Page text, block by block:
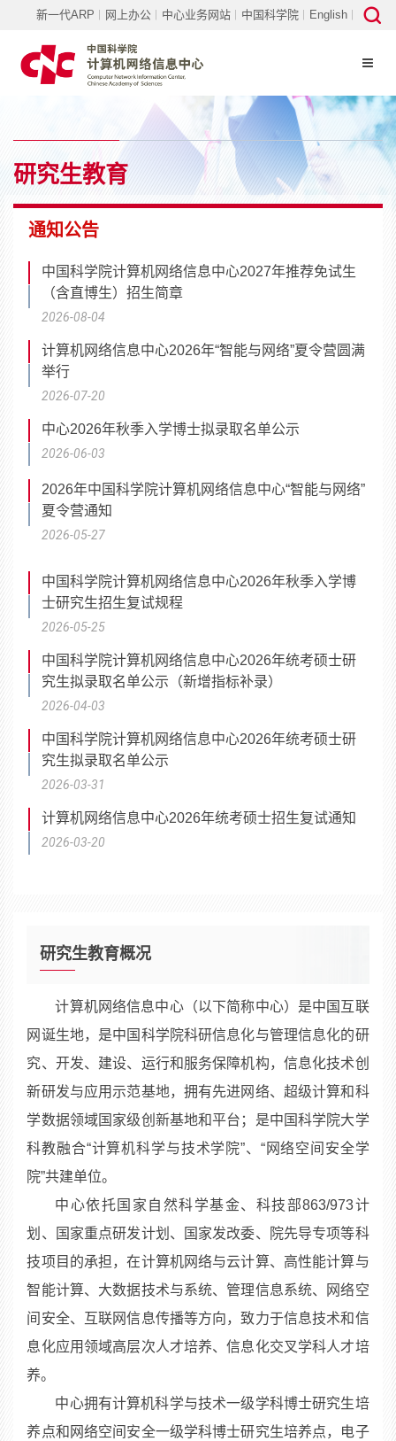
新一代ARP 网上办公 中心业务网站 中国科学院 English
研究生教育
通知公告
中国科学院计算机网络信息中心2027年推荐免试生
（含直博生）招生简章
2026-08-04
计算机网络信息中心2026年“智能与网络”夏令营圆满
举行
2026-07-20
中心2026年秋季入学博士拟录取名单公示
2026-06-03
2026年中国科学院计算机网络信息中心“智能与网络”
夏令营通知
2026-05-27
中国科学院计算机网络信息中心2026年秋季入学博
士研究生招生复试规程
2026-05-25
中国科学院计算机网络信息中心2026年统考硕士研
究生拟录取名单公示（新增指标补录）
2026-04-03
中国科学院计算机网络信息中心2026年统考硕士研
究生拟录取名单公示
2026-03-31
计算机网络信息中心2026年统考硕士招生复试通知
2026-03-20
研究生教育概况
计算机网络信息中心（以下简称中心）是中国互联
网诞生地，是中国科学院科研信息化与管理信息化的研
究、开发、建设、运行和服务保障机构，信息化技术创
新研发与应用示范基地，拥有先进网络、超级计算和科
学数据领域国家级创新基地和平台；是中国科学院大学
科教融合“计算机科学与技术学院”、“网络空间安全学
院”共建单位。
中心依托国家自然科学基金、科技部863/973计
划、国家重点研发计划、国家发改委、院先导专项等科
技项目的承担，在计算机网络与云计算、高性能计算与
智能计算、大数据技术与系统、管理信息系统、网络空
间安全、互联网信息传播等方向，致力于信息技术和信
息化应用领域高层次人才培养、信息化交叉学科人才培
养。
中心拥有计算机科学与技术一级学科博士研究生培
养点和网络空间安全一级学科博士研究生培养点，电子